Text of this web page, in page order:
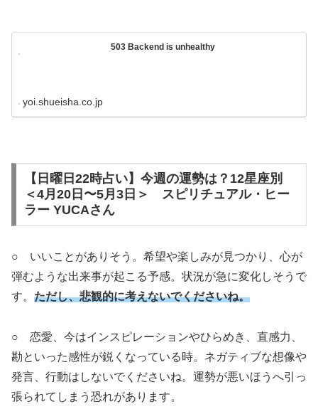
503 Backend is unhealthy
yoi.shueisha.co.jp
【日曜日22時占い】今週の運勢は？12星座別
＜4月20日〜5月3日＞ スピリチュアル・ヒー
ラー YUCAさん
○ いいことがありそう。希望や楽しみが見つかり、心が
弾むような出来事が起こる予感。状況が急に変化しそうで
す。 ただし、悲観的に考えないでくださいね。
○ 恋愛、今はインスピレーションやひらめき、直感力、
勘といった感性が鋭くなっている時。ネガティブな想像や
発言、行動はしないでくださいね。運勢が悪いほうへ引っ
張られてしまう恐れがあります。